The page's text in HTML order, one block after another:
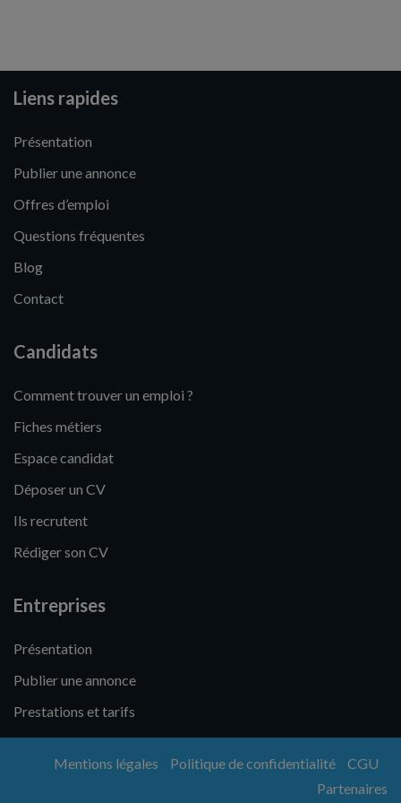
Liens rapides
Présentation
Publier une annonce
Offres d’emploi
Questions fréquentes
Blog
Contact
Candidats
Comment trouver un emploi ?
Fiches métiers
Espace candidat
Déposer un CV
Ils recrutent
Rédiger son CV
Entreprises
Présentation
Publier une annonce
Prestations et tarifs
Mentions légales Politique de confidentialité
CGU
Partenaires